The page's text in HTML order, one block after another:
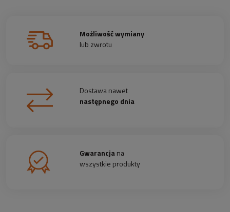
Możliwość wymiany
lub zwrotu
Dostawa nawet
następnego dnia
Gwarancjana
wszystkie produkty